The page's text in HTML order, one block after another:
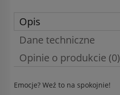
Opis
Dane techniczne
Opinie o produkcie (0)
Emocje? Weź to na spokojnie!